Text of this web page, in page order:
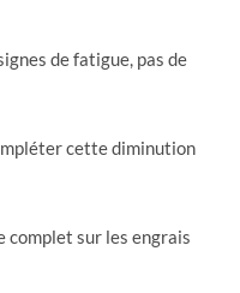
de fatigue, pas de
cette diminution
complet sur les engrais